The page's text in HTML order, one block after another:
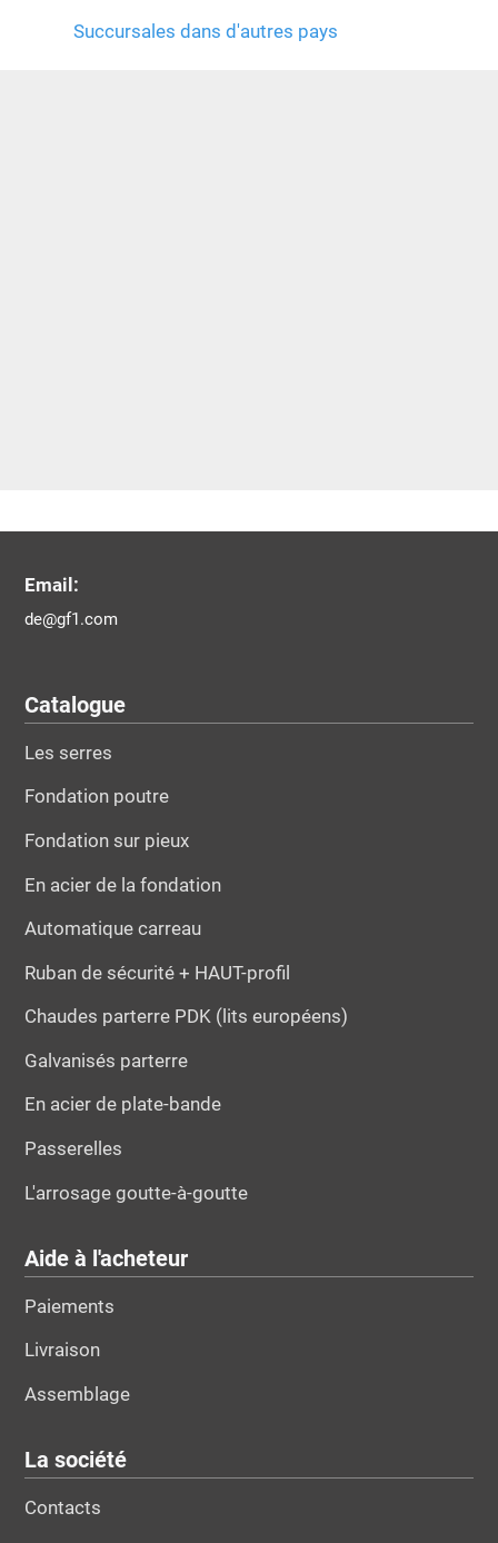
Succursales dans d'autres pays
Email:
de@gf1.com
Catalogue
Les serres
Fondation poutre
Fondation sur pieux
En acier de la fondation
Automatique carreau
Ruban de sécurité + HAUT-profil
Chaudes parterre PDK (lits européens)
Galvanisés parterre
En acier de plate-bande
Passerelles
L'arrosage goutte-à-goutte
Aide à l'acheteur
Paiements
Livraison
Assemblage
La société
Contacts